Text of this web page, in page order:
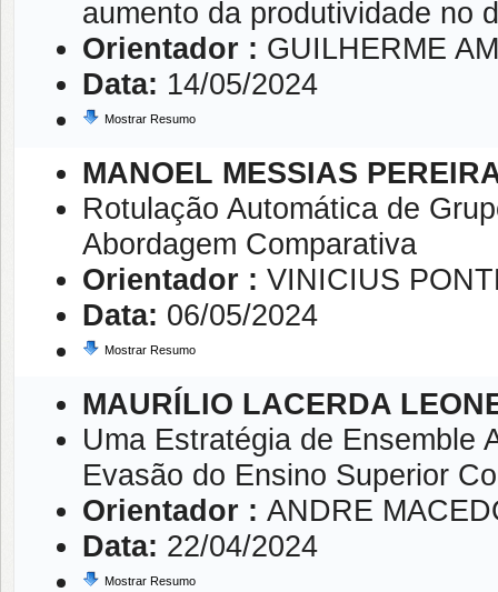
aumento da produtividade no
Orientador : GUILHERME
Data: 14/05/2024
Mostrar Resumo
MANOEL MESSIAS
Rotulação Automática de
Abordagem Comparativa
Orientador : VINICIUS
Data: 06/05/2024
Mostrar Resumo
MAURÍLIO LACERDA
Uma Estratégia de Ensemble
Evasão do Ensino Superior
Orientador : ANDRE
Data: 22/04/2024
Mostrar Resumo